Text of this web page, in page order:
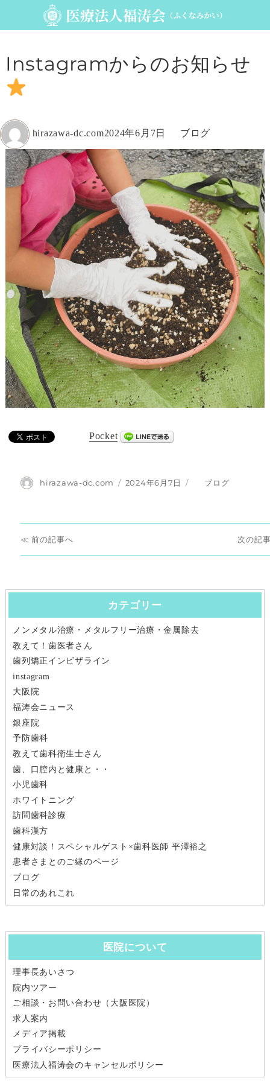
Instagramからのお知らせ
者
hirazawa-dc.com投
稿
2024年6月7日
カ
テ
ゴ
リ
ー
ブログ
Pocket
投
hirazawa-dc.com
投
2024年6月7日
カ
ブログ
投
稿
ナ
ゲ
ー
シ
ョ
ン
前
前
投
次
次
投
稿:
カテゴリー
ノンメタル治療・メタルフリー治療・金属除去
教えて！歯医者さん
歯列矯正インビザライン
instagram
大阪院
福涛会ニュース
銀座院
予防歯科
教えて歯科衛生士さん
歯、口腔内と健康と・・
小児歯科
ホワイトニング
訪問歯科診療
歯科漢方
健康対談！スペシャルゲスト×歯科医師 平澤裕之
患者さまとのご縁のページ
ブログ
日常のあれこれ
医院について
理事長あいさつ
院内ツアー
ご相談・お問い合わせ（大阪医院）
求人案内
メディア掲載
プライバシーポリシー
医療法人福涛会のキャンセルポリシー